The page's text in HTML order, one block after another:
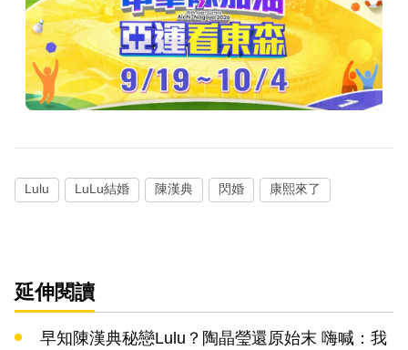
Lulu LuLu結婚 陳漢典 閃婚 康熙來了
延伸閱讀
早知陳漢典秘戀Lulu？陶晶瑩還原始末 嗨喊：我